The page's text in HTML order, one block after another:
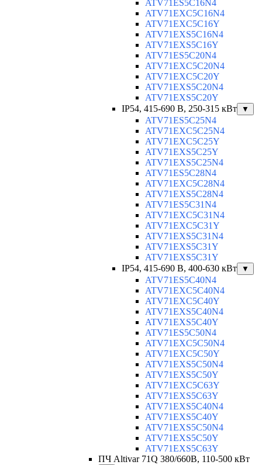
ATV71ES5C16N4
ATV71EXC5C16N4
ATV71EXC5C16Y
ATV71EXS5C16N4
ATV71EXS5C16Y
ATV71ES5C20N4
ATV71EXC5C20N4
ATV71EXC5C20Y
ATV71EXS5C20N4
ATV71EXS5C20Y
IP54, 415-690 B, 250-315 кВт
▼
ATV71ES5C25N4
ATV71EXC5C25N4
ATV71EXC5C25Y
ATV71EXS5C25Y
ATV71EXS5C25N4
ATV71ES5C28N4
ATV71EXC5C28N4
ATV71EXS5C28N4
ATV71ES5C31N4
ATV71EXC5C31N4
ATV71EXC5C31Y
ATV71EXS5C31N4
ATV71EXS5C31Y
ATV71EXS5C31Y
IP54, 415-690 B, 400-630 кВт
▼
ATV71ES5C40N4
ATV71EXC5C40N4
ATV71EXC5C40Y
ATV71EXS5C40N4
ATV71EXS5C40Y
ATV71ES5C50N4
ATV71EXC5C50N4
ATV71EXC5C50Y
ATV71EXS5C50N4
ATV71EXS5C50Y
ATV71EXC5C63Y
ATV71EXS5C63Y
ATV71EXS5C40N4
ATV71EXS5C40Y
ATV71EXS5C50N4
ATV71EXS5C50Y
ATV71EXS5C63Y
ПЧ Altivar 71Q 380/660В, 110-500 кВт